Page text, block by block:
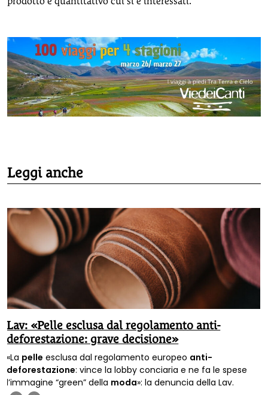
Leggi anche
Lav: «Pelle esclusa dal regolamento anti-
deforestazione: grave decisione»
«La pelle esclusa dal regolamento europeo anti-
deforestazione: vince la lobby conciaria e ne fa le spese
l’immagine “green” della moda»: la denuncia della Lav.